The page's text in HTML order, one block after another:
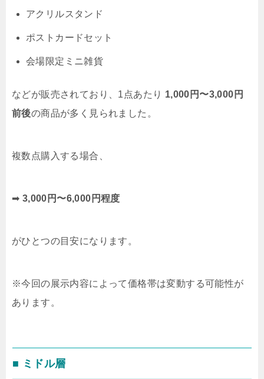
アクリルスタンド
ポストカードセット
会場限定ミニ雑貨
などが販売されており、1点あたり 1,000円〜3,000円
前後の商品が多く見られました。
複数点購入する場合、
➡ 3,000円〜6,000円程度
がひとつの目安になります。
※今回の展示内容によって価格帯は変動する可能性が
あります。
■ ミドル層